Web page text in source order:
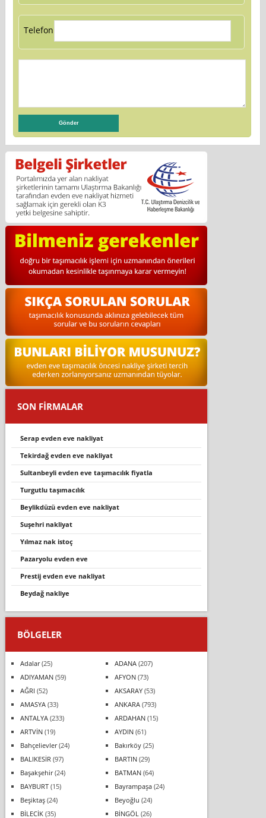
Telefon:
SON FİRMALAR
serap evden eve nakliyat
teki̇rdağ evden eve nakli̇yat
sultanbeyli evden eve taşımacılık fiyatla
turgutlu taşımacılık
beyli̇kdüzü evden eve nakli̇yat
suşehri̇ nakli̇yat
yılmaz nak istoç
pazaryolu evden eve
prestij evden eve nakliyat
beydağ nakli̇ye
BÖLGELER
Adalar(25) ADANA(207)
ADIYAMAN(59) AFYON(73)
AĞRI (52) AKSARAY(53)
AMASYA(33) ANKARA(793)
ANTALYA(233) ARDAHAN(15)
ARTVİN(19) AYDIN(61)
Bahçelievler(24) Bakırköy(25)
BALIKESİR (97) BARTIN(29)
Başakşehir(24) BATMAN(64)
BAYBURT(15) Bayrampaşa(24)
Beşiktaş(24) Beyoğlu (24)
BİLECİK(35) BİNGÖL (26)